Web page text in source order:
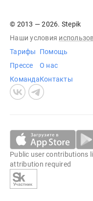
© 2013 — 2026. Stepik
Наши условия
Тарифы
Прессе
Команда
Помощь
О нас
Контакты
Public user contributions
attribution required